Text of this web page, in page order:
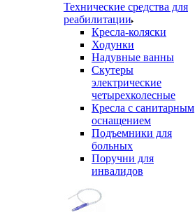
Технические средства для
реабилитации
Кресла-коляски
Ходунки
Надувные ванны
Скутеры
электрические
четырехколесные
Кресла с санитарным
оснащением
Подъемники для
больных
Поручни для
инвалидов